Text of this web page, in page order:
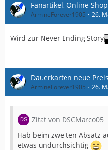
Fanartikel, Online-
ArmineForever1905 26.
Wird zur Never Ending Story
Dauerkarten neue
ArmineForever1905 26.
Zitat von DSCMarco05
Hab beim zweiten Absatz
etwas undurchsichtig